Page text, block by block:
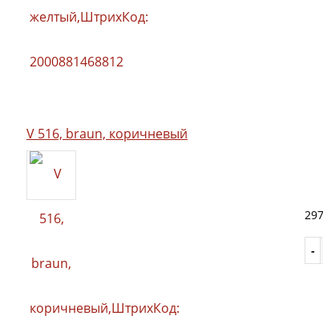
V 516, braun, коричневый